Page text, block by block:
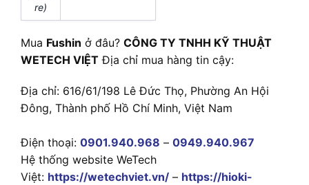
re)
Mua Fushin ở đâu? CÔNG TY TNHH KỸ THUẬT
WETECH VIỆT Địa chỉ mua hàng tin cậy:
Địa chỉ: 616/61/198 Lê Đức Thọ, Phường An Hội
Đông, Thành phố Hồ Chí Minh, Việt Nam
Điện thoại: 0901.940.968 – 0949.940.967
Hệ thống website WeTech
Việt: https://wetechviet.vn/ – https://hioki-